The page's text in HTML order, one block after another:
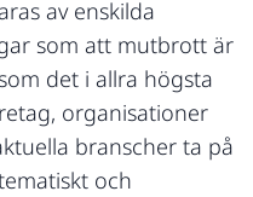
av enskilda
som att mutbrott är
det i allra högsta
organisationer
branscher ta på
och